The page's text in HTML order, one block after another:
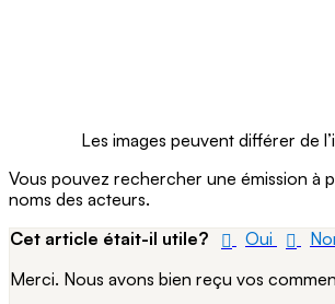
Les images peuvent différer de
Vous pouvez rechercher une émission à
noms des acteurs.
Cet article était-il utile?
Oui
Merci. Nous avons bien reçu vos